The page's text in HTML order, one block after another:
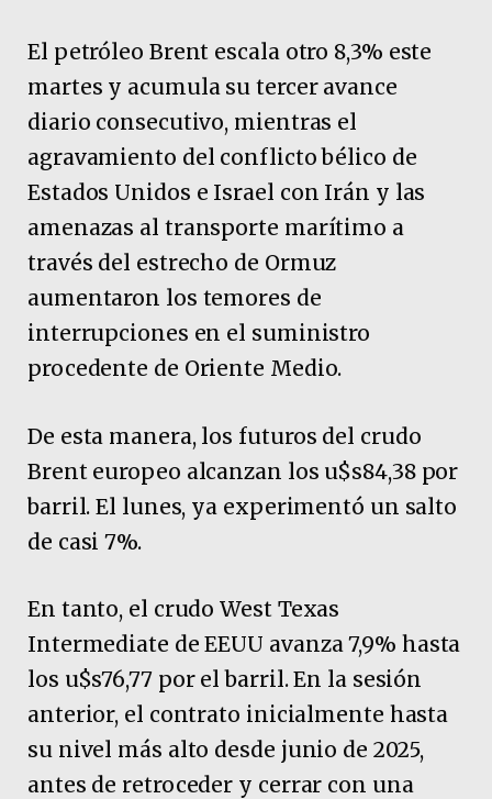
El petróleo Brent escala otro 8,3% este
martes y acumula su tercer avance
diario consecutivo, mientras el
agravamiento del conflicto bélico de
Estados ‌Unidos e Israel con Irán y ‌las
amenazas al transporte marítimo a
través del estrecho de Ormuz
aumentaron los temores de
interrupciones en el suministro
procedente de Oriente Medio.
De esta manera, los futuros del crudo
Brent europeo alcanzan los u$s84,38 por
barril. El lunes, ya experimentó un salto
de casi 7%.
En tanto, el crudo West Texas
Intermediate de EEUU avanza 7,9% hasta
los u$s76,77 por ‌el barril. En la sesión
anterior, el contrato inicialmente hasta
su nivel más alto desde junio de 2025,
antes de retroceder y cerrar con una